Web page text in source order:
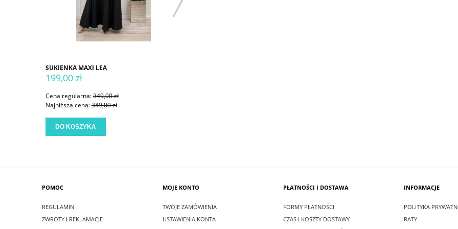
SUKIENKA MAXI LEA
199,00 zł
Cena regularna:349,00 zł
Najniższa cena:349,00 zł
DO KOSZYKA
POMOC
REGULAMIN
ZWROTY I REKLAMACJE
MOJE KONTO
TWOJE ZAMÓWIENIA
USTAWIENIA KONTA
PŁATNOŚCI I DOSTAWA
FORMY PŁATNOŚCI
CZAS I KOSZTY DOSTAWY
INFORMACJE
POLITYKA
RATY